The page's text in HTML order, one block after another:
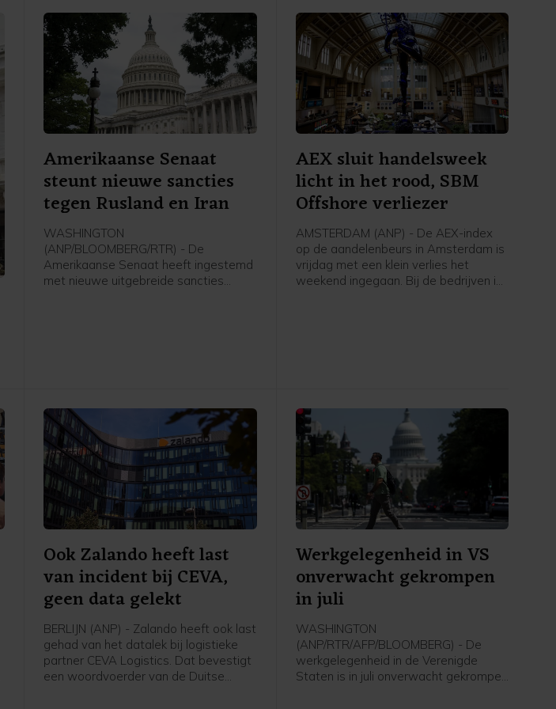
Amerikaanse Senaat
steunt nieuwe sancties
tegen Rusland en Iran
WASHINGTON
(ANP/BLOOMBERG/RTR) - De
Amerikaanse Senaat heeft ingestemd
met nieuwe uitgebreide sancties
AEX sluit handelsweek
licht in het rood, SBM
Offshore verliezer
AMSTERDAM (ANP) - De AEX-index
op de aandelenbeurs in Amsterdam is
vrijdag met een klein verlies het
weekend ingegaan. Bij de bedrijven in
belangrijke Amerikaanse
banenrapport, dat veel zwakker uitviel
dan verwacht.
Ook Zalando heeft last
van incident bij CEVA,
geen data gelekt
BERLIJN (ANP) - Zalando heeft ook last
gehad van het datalek bij logistieke
partner CEVA Logistics. Dat bevestigt
een woordvoerder van de Duitse
Werkgelegenheid in VS
onverwacht gekrompen
in juli
WASHINGTON
(ANP/RTR/AFP/BLOOMBERG) - De
werkgelegenheid in de Verenigde
Staten is in juli onverwacht gekrompen